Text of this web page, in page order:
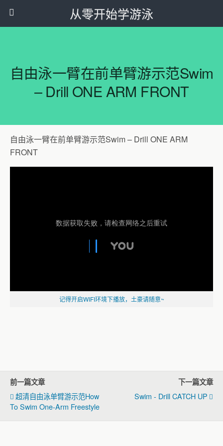
从零开始学游泳
自由泳一臂在前单臂游示范Swim
– Drill ONE ARM FRONT
自由泳一臂在前单臂游示范Swim – Drill ONE ARM
FRONT
记得开启WIFI环境下播放，土豪请随意~
前一篇文章
超清自由泳单臂游示范How
To Swim One-Arm Freestyle
下一篇文章
Swim - Drill CATCH UP